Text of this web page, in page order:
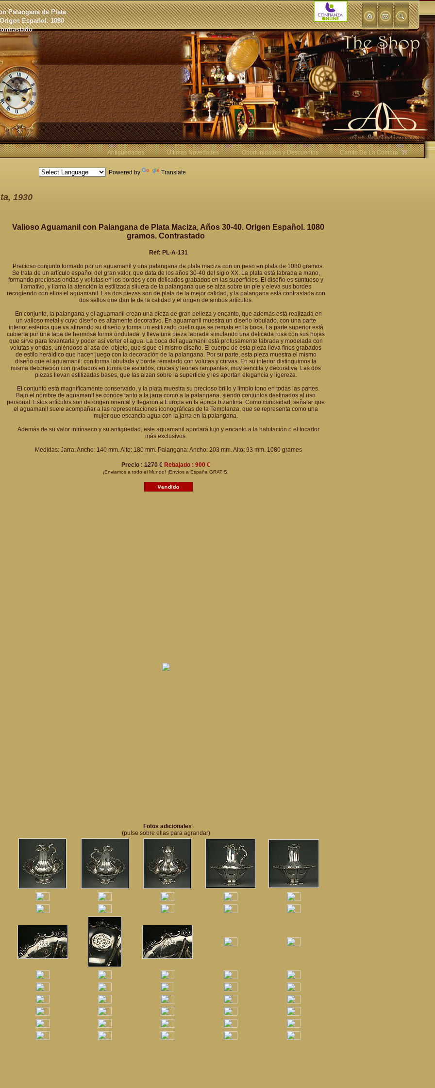
Palangana de Plata
Español. 1080
Powered by Translate
Antigüedades Últimas Novedades Oportunidades y Descuentos Carrito De La Compra
1930
Valioso Aguamanil con Palangana de Plata Maciza, Años 30-40. Origen Español. 1080
gramos. Contrastado
Ref: PL-A-131
Precioso conjunto formado por un aguamanil y una palangana de plata maciza con un peso en plata de 1080 gramos.
Se trata de un artículo español del gran valor, que data de los años 30-40 del siglo XX. La plata está labrada a mano,
formando preciosas ondas y volutas en los bordes y con delicados grabados en las superficies. El diseño es suntuoso y
llamativo, y llama la atención la estilizada silueta de la palangana que se alza sobre un pie y eleva sus bordes
recogiendo con ellos el aguamanil. Las dos piezas son de plata de la mejor calidad, y la palangana está contrastada con
dos sellos que dan fe de la calidad y el origen de ambos artículos.
En conjunto, la palangana y el aguamanil crean una pieza de gran belleza y encanto, que además está realizada en
un valioso metal y cuyo diseño es altamente decorativo. En aguamanil muestra un diseño lobulado, con una parte
inferior esférica que va afinando su diseño y forma un estilizado cuello que se remata en la boca. La parte superior está
cubierta por una tapa de hermosa forma ondulada, y lleva una pieza labrada simulando una delicada rosa con sus hojas
que sirve para levantarla y poder así verter el agua. La boca del aguamanil está profusamente labrada y modelada con
volutas y ondas, uniéndose al asa del objeto, que sigue el mismo diseño. El cuerpo de esta pieza lleva finos grabados
de estilo heráldico que hacen juego con la decoración de la palangana. Por su parte, esta pieza muestra el mismo
diseño que el aguamanil: con forma lobulada y borde rematado con volutas y curvas. En su interior distinguimos la
misma decoración con grabados en forma de escudos, cruces y leones rampantes, muy sencilla y decorativa. Las dos
piezas llevan estilizadas bases, que las alzan sobre la superficie y les aportan elegancia y ligereza.
El conjunto está magníficamente conservado, y la plata muestra su precioso brillo y limpio tono en todas las partes.
Bajo el nombre de aguamanil se conoce tanto a la jarra como a la palangana, siendo conjuntos destinados al uso
personal. Estos artículos son de origen oriental y llegaron a Europa en la época bizantina. Como curiosidad, señalar que
el aguamanil suele acompañar a las representaciones iconográficas de la Templanza, que se representa como una
mujer que escancia agua con la jarra en la palangana.
Además de su valor intrínseco y su antigüedad, este aguamanil aportará lujo y encanto a la habitación o el tocador
más exclusivos.
Medidas: Jarra: Ancho: 140 mm. Alto: 180 mm. Palangana: Ancho: 203 mm. Alto: 93 mm. 1080 grames
Precio : 1270 € Rebajado : 900 €
¡Enviamos a todo el Mundo! ¡Envíos a España GRATIS!
Fotos adicionales:
(pulse sobre ellas para agrandar)